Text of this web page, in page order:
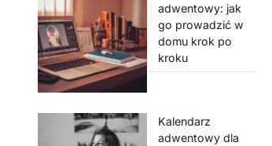
adwentowy: jak
go prowadzić w
domu krok po
kroku
Kalendarz
adwentowy dla